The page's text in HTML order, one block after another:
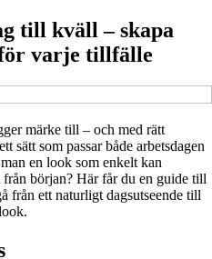
till kväll – skapa
för varje tillfälle
märke till – och med rätt
sätt som passar både arbetsdagen
en look som enkelt kan
från början? Här får du en guide till
från ett naturligt dagsutseende till